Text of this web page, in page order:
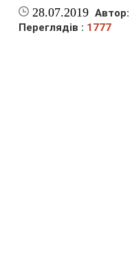
28.07.2019 Автор:
Переглядів : 1777